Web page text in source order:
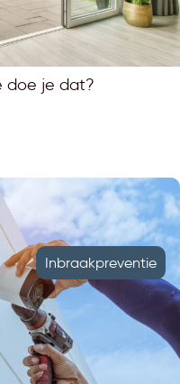
doe je dat?
Inbraakpreventie